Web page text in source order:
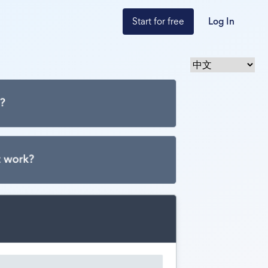
Start for free Log In